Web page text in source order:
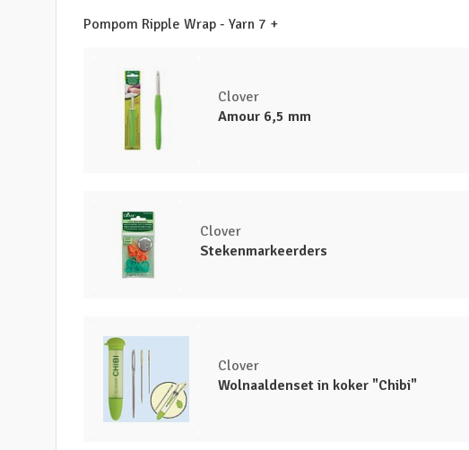
Pompom Ripple Wrap - Yarn 7 +
Clover
Amour 6,5 mm
Clover
Stekenmarkeerders
Clover
Wolnaaldenset in koker "Chibi"